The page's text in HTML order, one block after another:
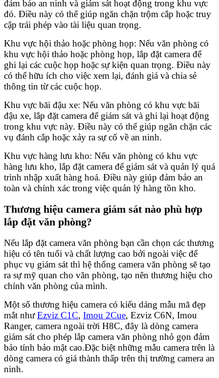
đảm bảo an ninh và giám sát hoạt động trong khu vực
đó. Điều này có thể giúp ngăn chặn trộm cắp hoặc truy
cập trái phép vào tài liệu quan trọng.
Khu vực hội thảo hoặc phòng họp: Nếu văn phòng có
khu vực hội thảo hoặc phòng họp, lắp đặt camera để
ghi lại các cuộc họp hoặc sự kiện quan trọng. Điều này
có thể hữu ích cho việc xem lại, đánh giá và chia sẻ
thông tin từ các cuộc họp.
Khu vực bãi đậu xe: Nếu văn phòng có khu vực bãi
đậu xe, lắp đặt camera để giám sát và ghi lại hoạt động
trong khu vực này. Điều này có thể giúp ngăn chặn các
vụ đánh cắp hoặc xảy ra sự cố về an ninh.
Khu vực hàng lưu kho: Nếu văn phòng có khu vực
hàng lưu kho, lắp đặt camera để giám sát và quản lý quá
trình nhập xuất hàng hoá. Điều này giúp đảm bảo an
toàn và chính xác trong việc quản lý hàng tồn kho.
Thương hiệu camera giám sát nào phù hợp
lắp đặt văn phòng?
Nếu lắp đặt camera văn phòng bạn cần chọn các thương
hiệu có tên tuổi và chất lượng cao bởi ngoài việc để
phục vụ giám sát thì hệ thống camera văn phòng sẽ tạo
ra sự mỹ quan cho văn phòng, tạo nên thương hiệu cho
chính văn phòng của mình.
Một số thương hiệu camera có kiểu dáng mẫu mã đẹp
mắt nhưEzviz C1C, Imou 2Cue, Ezviz C6N, Imou
Ranger, camera ngoài trời H8C, đây là dòng camera
giám sát cho phép lắp camera văn phòng nhỏ gọn đảm
bảo tính bảo mật cao.Đặc biệt những mẫu camera trên là
dòng camera có giá thành thấp trên thị trường camera an
ninh.